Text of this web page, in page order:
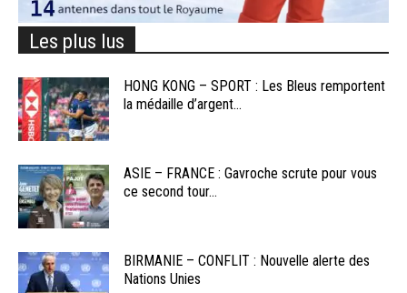
Les plus lus
HONG KONG – SPORT : Les Bleus remportent
la médaille d’argent...
ASIE – FRANCE : Gavroche scrute pour vous
ce second tour...
BIRMANIE – CONFLIT : Nouvelle alerte des
Nations Unies